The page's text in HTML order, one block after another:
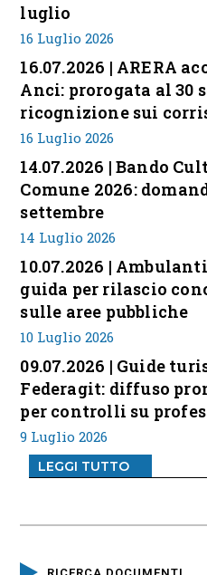
luglio
16 Luglio 2026
16.07.2026 | ARERA
Anci: prorogata al 30
ricognizione sui
16 Luglio 2026
14.07.2026 | Bando
Comune 2026:
settembre
14 Luglio 2026
10.07.2026 |
guida per rilascio
sulle aree pubbliche
10 Luglio 2026
09.07.2026 | Guide
Federagit: diffuso
per controlli su
9 Luglio 2026
LEGGI TUTTO
RICERCA DOCUMENTI